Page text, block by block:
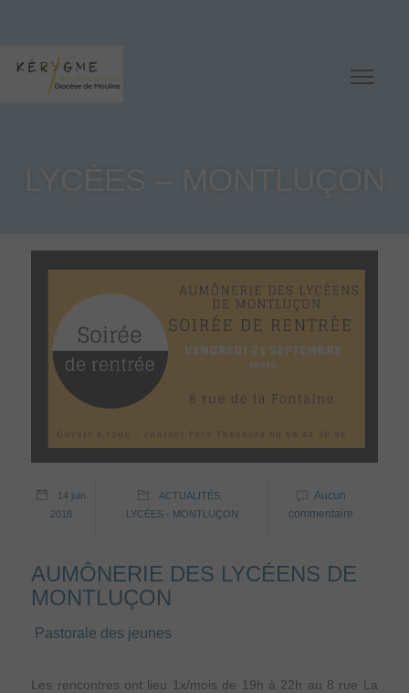
14 juin
2018
ACTUALITÉS,
LYCÉES - MONTLUÇON
Aucun
commentaire
AUMÔNERIE DES LYCÉENS DE
MONTLUÇON
Pastorale des jeunes
Les rencontres ont lieu 1x/mois de 19h à 22h au 8 rue La